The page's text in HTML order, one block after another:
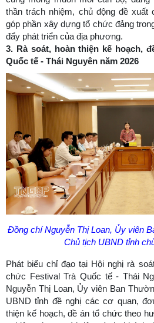
thần trách nhiệm, chủ động đề
góp phần xây dựng tổ chức đảng
đẩy phát triển của địa phương.
3. Rà soát, hoàn thiện kế hoạch,
Quốc tế - Thái Nguyên năm 2026
Đồng chí Nguyễn Thị Loan, Ủy viên
Chủ tịch UBND tỉnh
Phát biểu chỉ đạo tại Hội nghị rà
chức Festival Trà Quốc tế - Thái
Nguyễn Thị Loan, Ủy viên Ban
UBND tỉnh đề nghị các cơ quan,
thiện kế hoạch, đề án tổ chức theo